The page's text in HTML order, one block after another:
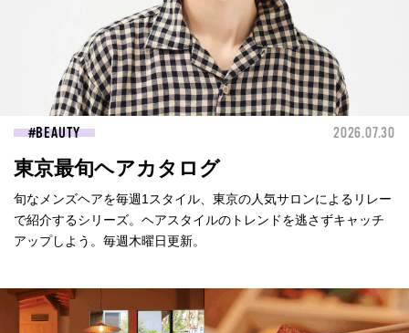
BEAUTY 2026.07.30
東京最旬ヘアカタログ
旬なメンズヘアを毎週1スタイル、東京の人気サロンによるリレー
で紹介するシリーズ。ヘアスタイルのトレンドを逃さずキャッチ
アップしよう。毎週木曜日更新。